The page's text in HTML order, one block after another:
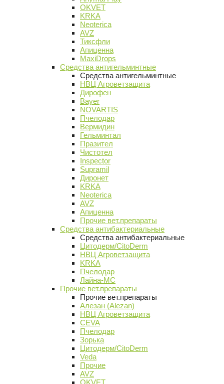
OKVET
KRKA
Neoterica
AVZ
Тиксфли
Апиценна
MaxiDrops
Средства антигельминтные
Средства антигельминтные
НВЦ Агроветзащита
Дирофен
Bayer
NOVARTIS
Пчелодар
Вермидин
Гельминтал
Празител
Чистотел
Inspector
Supramil
Диронет
KRKA
Neoterica
AVZ
Апиценна
Прочие вет.препараты
Средства антибактериальные
Средства антибактериальные
Цитодерм/CitoDerm
НВЦ Агроветзащита
KRKA
Пчелодар
Лайна-МС
Прочие вет.препараты
Прочие вет.препараты
Алезан (Alezan)
НВЦ Агроветзащита
CEVA
Пчелодар
Зорька
Цитодерм/CitoDerm
Veda
Прочие
AVZ
OKVET